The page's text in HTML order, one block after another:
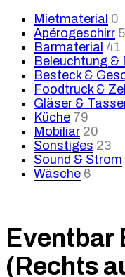
Mietmaterial 0
Apérogeschirr
Barmaterial 41
Beleuchtung &
Besteck &
Foodtruck &
Gläser &
Küche 79
Mobiliar 20
Sonstiges 23
Sound & Strom
Wäsche 6
Eventbar
(Rechts